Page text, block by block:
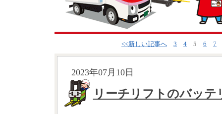
<<新しい記事へ 3 4 5 6 7
2023年07月10日
リーチリフトのバッテ